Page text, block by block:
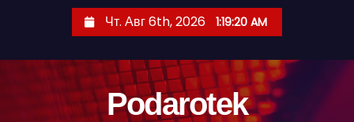
Чт. Авг 6th, 2026 1:19:21 AM
Podarotek